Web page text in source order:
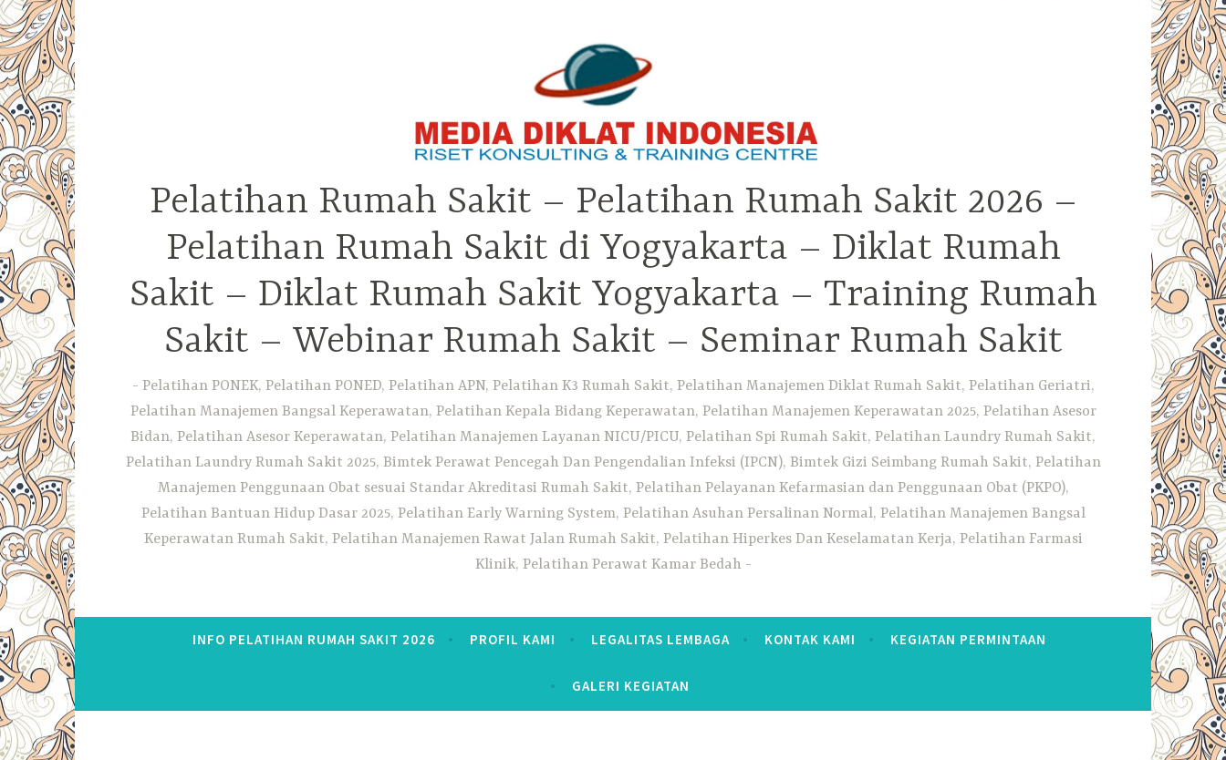
Pelatihan Rumah Sakit – Pelatihan Rumah Sakit 2026 –
Pelatihan Rumah Sakit di Yogyakarta – Diklat Rumah
Sakit – Diklat Rumah Sakit Yogyakarta – Training Rumah
Sakit – Webinar Rumah Sakit – Seminar Rumah Sakit
Pelatihan PONEK, Pelatihan PONED, Pelatihan APN, Pelatihan K3 Rumah Sakit, Pelatihan Manajemen Diklat Rumah Sakit, Pelatihan Geriatri,
Pelatihan Manajemen Bangsal Keperawatan, Pelatihan Kepala Bidang Keperawatan, Pelatihan Manajemen Keperawatan 2025, Pelatihan Asesor
Bidan, Pelatihan Asesor Keperawatan, Pelatihan Manajemen Layanan NICU/PICU, Pelatihan Spi Rumah Sakit, Pelatihan Laundry Rumah Sakit,
Pelatihan Laundry Rumah Sakit 2025, Bimtek Perawat Pencegah Dan Pengendalian Infeksi (IPCN), Bimtek Gizi Seimbang Rumah Sakit, Pelatihan
Manajemen Penggunaan Obat sesuai Standar Akreditasi Rumah Sakit, Pelatihan Pelayanan Kefarmasian dan Penggunaan Obat (PKPO),
Pelatihan Bantuan Hidup Dasar 2025, Pelatihan Early Warning System, Pelatihan Asuhan Persalinan Normal, Pelatihan Manajemen Bangsal
Keperawatan Rumah Sakit, Pelatihan Manajemen Rawat Jalan Rumah Sakit, Pelatihan Hiperkes Dan Keselamatan Kerja, Pelatihan Farmasi
Klinik, Pelatihan Perawat Kamar Bedah
INFO PELATIHAN RUMAH SAKIT 2026 PROFIL KAMI LEGALITAS LEMBAGA KONTAK KAMI KEGIATAN PERMINTAAN
GALERI KEGIATAN